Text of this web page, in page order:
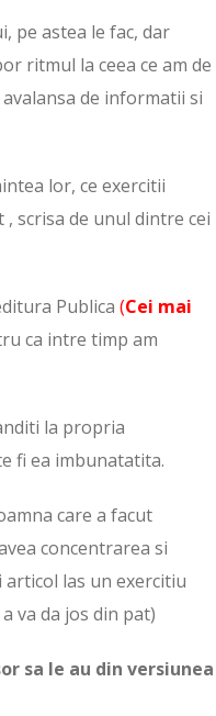
pe astea le fac, dar
ritmul la ceea ce am de
de informatii si
lor, ce exercitii
, scrisa de unul dintre cei
Publica (Cei mai
ca intre timp am
la propria
fi ea imbunatatita.
care a facut
concentrarea si
las un exercitiu
va da jos din pat)
sa le au din versiunea